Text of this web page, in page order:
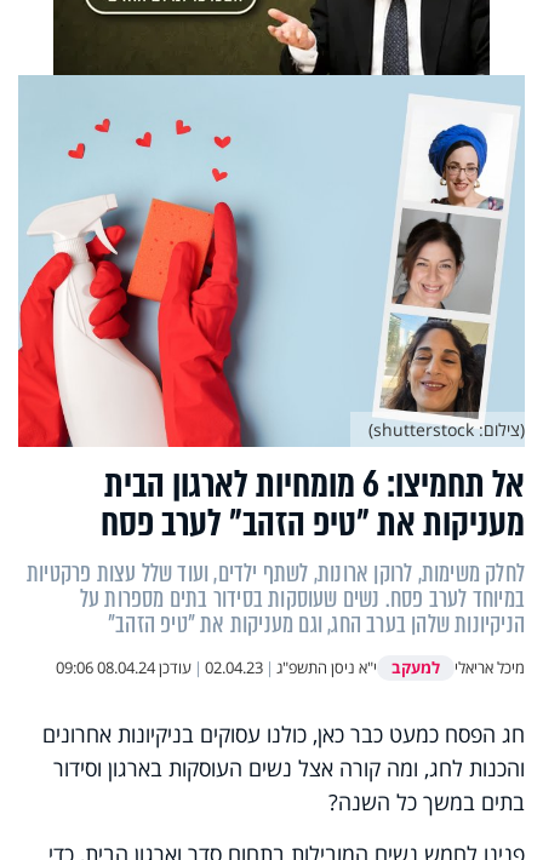
אל תחמיצו: 6 מומחיות לארגון הבית
מעניקות את "טיפ הזהב" לערב פסח
לחלק משימות, לרוקן ארונות, לשתף ילדים, ועוד שלל עצות פרקטיות
במיוחד לערב פסח. נשים שעוסקות בסידור בתים מספרות על
הניקיונות שלהן בערב החג, וגם מעניקות את "טיפ הזהב"
מיכל אריאלי למעקב י"א ניסן התשפ"ג |
02.04.23
| עודכן08.04.24 09:06
(צילום: shutterstock)
חג הפסח כמעט כבר כאן, כולנו עסוקים בניקיונות אחרונים
והכנות לחג, ומה קורה אצל נשים העוסקות בארגון וסידור
בתים במשך כל השנה?
פנינו לחמש נשים המובילות בתחום סדר וארגון הבית, כדי